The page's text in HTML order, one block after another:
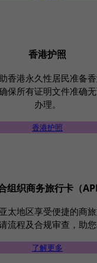
香港护照
香港永久性居民准备
保所有证明文件准确
办理。
香港护照
组织商务旅行卡（
太地区享受便捷的商
流程及合规审查，助您
了解更多